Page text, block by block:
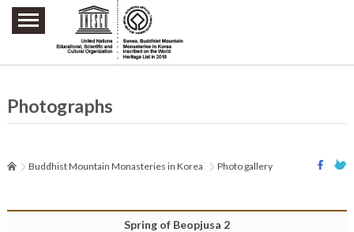
주요메뉴 바로가기
본문 바로가기
하단메뉴 바로가기
Photographs
Buddhist Mountain Monasteries in Korea Photo gallery
Spring of Beopjusa 2